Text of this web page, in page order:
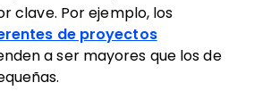
clave. Por ejemplo, los
de proyectos
a ser mayores que los de